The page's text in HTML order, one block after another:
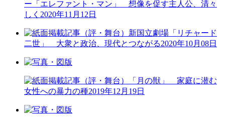
ー「エレファント・マン」 想像を促す主人公、清々
しく 2020年11月12日
（評・舞台）新国立劇場「リチャード
二世」 大衆と政治、現代とつながる2020年10月08日
（評・舞台）「月の獣」 家庭に潜む
女性への暴力の種2019年12月19日